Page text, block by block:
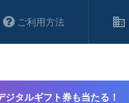
ご利用方法
タルギフト券も当たる！